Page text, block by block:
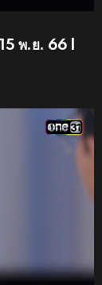
พ.ย. 66 |